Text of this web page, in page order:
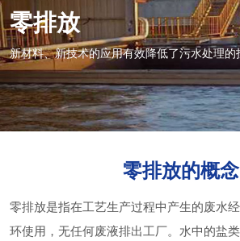
零排放
新材料、新技术的应用有效降低了污水处理的
零排放的概念
零排放是指在工艺生产过程中产生的废水
环使用，无任何废液排出工厂。水中的盐